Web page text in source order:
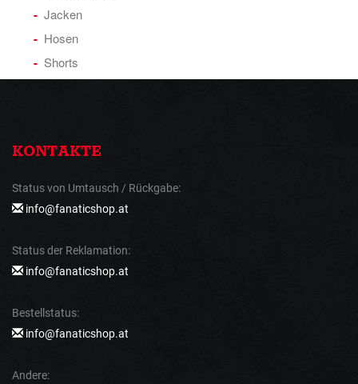
Jacken
Hosen
Shorts
KONTAKTE
Status von Umtausch / Rückgabe:
info@fanaticshop.at
Status der Reklamation:
info@fanaticshop.at
Bestellstatus:
info@fanaticshop.at
Andere: